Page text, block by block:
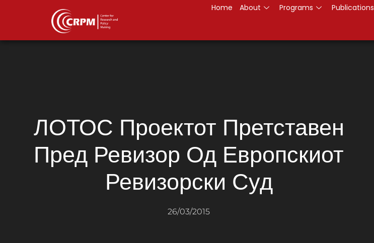
Home About Programs Publications
ЛОТОС Проектот Претставен
Пред Ревизор Од Европскиот
Ревизорски Суд
26/03/2015